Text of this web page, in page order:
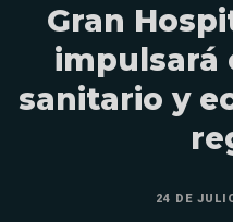
Gran
impulsará
sanitario y
24 DE